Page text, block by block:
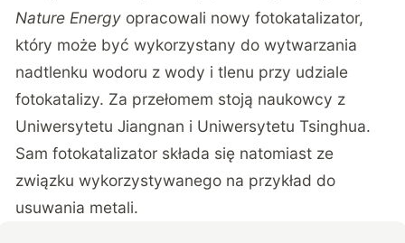
Nature Energy opracowali nowy fotokatalizator,
który może być wykorzystany do wytwarzania
nadtlenku wodoru z wody i tlenu przy udziale
fotokatalizy. Za przełomem stoją naukowcy z
Uniwersytetu Jiangnan i Uniwersytetu Tsinghua.
Sam fotokatalizator składa się natomiast ze
związku wykorzystywanego na przykład do
usuwania metali.